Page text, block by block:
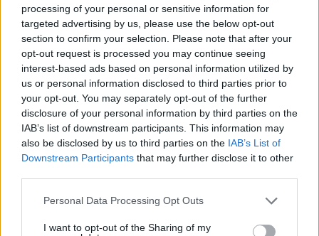
processing of your personal or sensitive information for
targeted advertising by us, please use the below opt-out
section to confirm your selection. Please note that after your
opt-out request is processed you may continue seeing
interest-based ads based on personal information utilized by
us or personal information disclosed to third parties prior to
your opt-out. You may separately opt-out of the further
disclosure of your personal information by third parties on the
IAB’s list of downstream participants. This information may
also be disclosed by us to third parties on the IAB’s List of
Downstream Participants that may further disclose it to other
Please note that this website/app uses one or more Google
not limited to your visit or usage behaviour. You may click to
Personal Data Processing Opt Outs
I want to opt-out of the Sharing of my
ΣΧΌΛΙΟ *
Απομένουν2500χαρακτήρες